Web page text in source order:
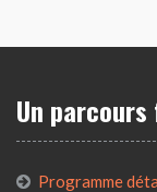
Un
Programme